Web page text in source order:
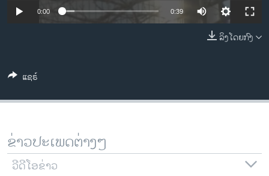
ຊຸມຊົນຊາວລາວ
ວິທະຍາສາດ-ເທັກໂນໂລຈີ
ພາສາອັງກິດ
ລາຍການກະຈາຍສຽງ
ລາຍງານ
ຕິດຕາມພວກເຮົາ ທີ່
0:00 0:39
ລິງໂດຍກົງ
ແຊຣ໌
ຂ່າວປະເພດຕ່າງໆ
ວີດີໂອຂ່າວ